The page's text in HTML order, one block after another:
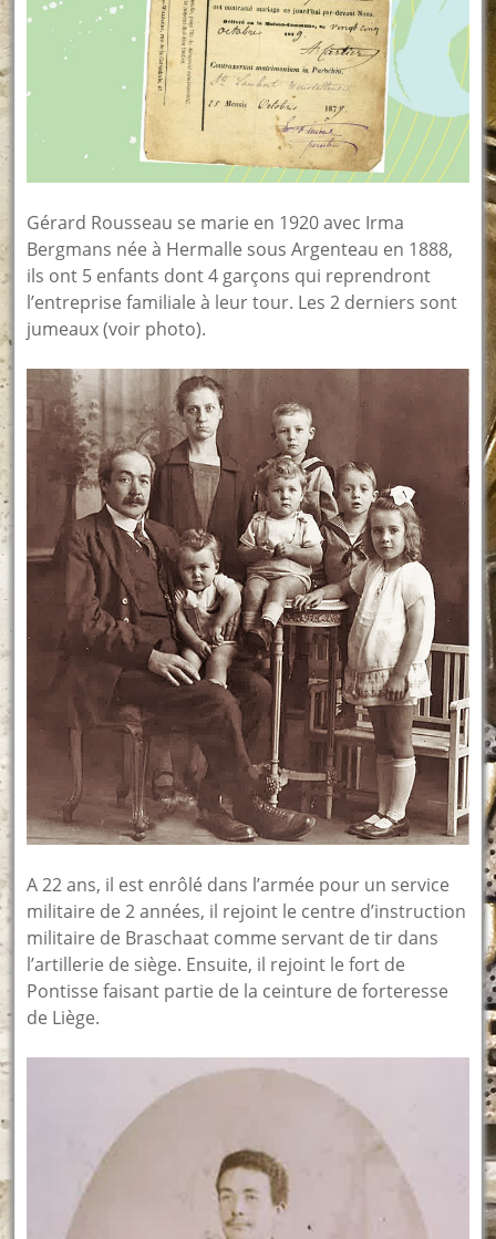
Gérard Rousseau se marie en 1920 avec Irma
Bergmans née à Hermalle sous Argenteau en 1888,
ils ont 5 enfants dont 4 garçons qui reprendront
l’entreprise familiale à leur tour. Les 2 derniers sont
jumeaux (voir photo).
A 22 ans, il est enrôlé dans l’armée pour un service
militaire de 2 années, il rejoint le centre d’instruction
militaire de Braschaat comme servant de tir dans
l’artillerie de siège. Ensuite, il rejoint le fort de
Pontisse faisant partie de la ceinture de forteresse
de Liège.